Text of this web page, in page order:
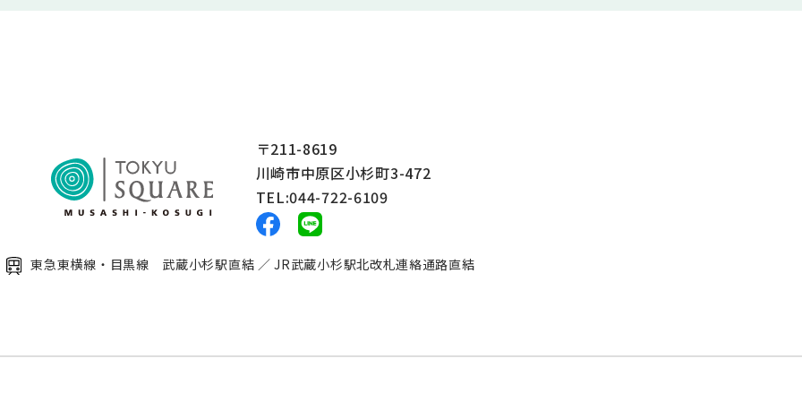
〒211-8619
川崎市中原区小杉町3-472
TEL:044-722-6109
東急東横線・目黒線 武蔵小杉駅直結 ／ JR武蔵小杉駅北改札連絡通路直結